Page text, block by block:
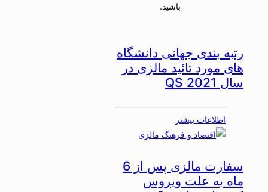
باشید.
رتبه بندی جهانی دانشگاه
های مورد تائید مالزی در
سال 2021 QS
اطلاعات بیشتر
سفارت مالزی پس از 6
ماه به علت ویروس